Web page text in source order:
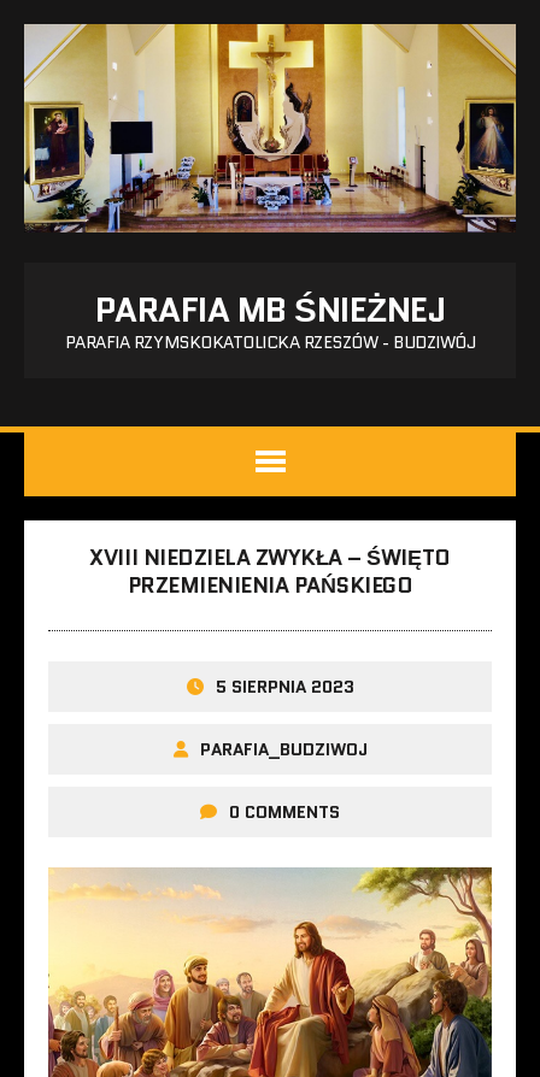
PARAFIA MB ŚNIEŻNEJ
PARAFIA RZYMSKOKATOLICKA RZESZÓW - BUDZIWÓJ
XVIII NIEDZIELA ZWYKŁA – ŚWIĘTO
PRZEMIENIENIA PAŃSKIEGO
5 SIERPNIA 2023
PARAFIA_BUDZIWOJ
0 COMMENTS